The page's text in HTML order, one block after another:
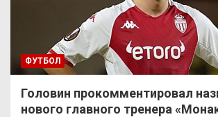
ФУТБОЛ
Головин прокомментировал
нового главного тренера